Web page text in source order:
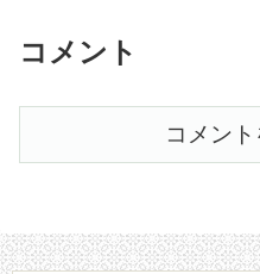
コメント
コメン